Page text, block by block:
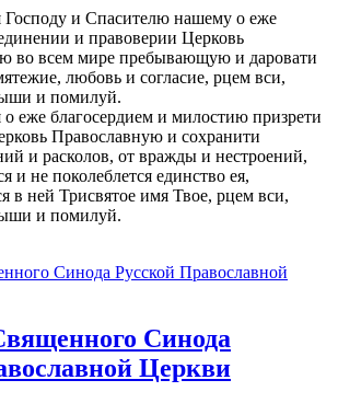
и Спасителю нашему о еже
и правоверии Церковь
во всем мире пребывающую и даровати
любовь и согласие, рцем вси,
и помилуй.
еже благосердием и милостию призрети
Православную и сохранити
и расколов, от вражды и нестроений,
и не поколеблется единство ея,
в ней Трисвятое имя Твое, рцем вси,
и помилуй.
Синода
Церкви